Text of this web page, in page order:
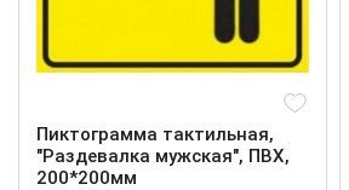
Пиктограмма тактильная,
"Раздевалка мужская", ПВХ,
200*200мм